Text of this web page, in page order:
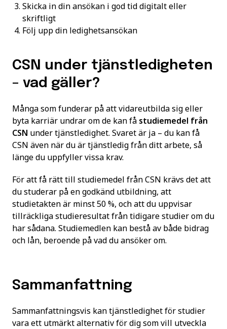
Skicka in din ansökan i god tid digitalt eller
skriftligt
Följ upp din ledighetsansökan
CSN under tjänstledigheten
– vad gäller?
Många som funderar på att vidareutbilda sig eller
byta karriär undrar om de kan få studiemedel från
CSN under tjänstledighet. Svaret är ja – du kan få
CSN även när du är tjänstledig från ditt arbete, så
länge du uppfyller vissa krav.
För att få rätt till studiemedel från CSN krävs det att
du studerar på en godkänd utbildning, att
studietakten är minst 50 %, och att du uppvisar
tillräckliga studieresultat från tidigare studier om du
har sådana. Studiemedlen kan bestå av både bidrag
och lån, beroende på vad du ansöker om.
Sammanfattning
Sammanfattningsvis kan tjänstledighet för studier
vara ett utmärkt alternativ för dig som vill utveckla